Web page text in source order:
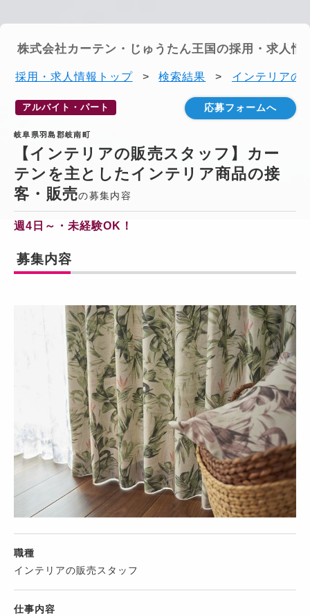
株式会社カーテン・じゅうたん王国の採用・求人情
採用・求人情報トップ > 検索結果 > インテリアの
アルバイト・パート 応募フォームへ
岐阜県羽島郡岐南町
【インテリアの販売スタッフ】カー
テンを主としたインテリア商品の接
客・販売の募集内容
週4日～・未経験OK！
募集内容
職種
インテリアの販売スタッフ
仕事内容